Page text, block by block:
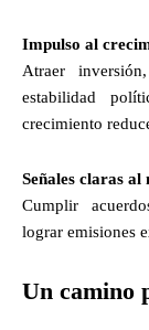
Impulso al
Atraer
estabilidad
crecimiento
Señales claras al
Cumplir
lograr emisiones
Un camino